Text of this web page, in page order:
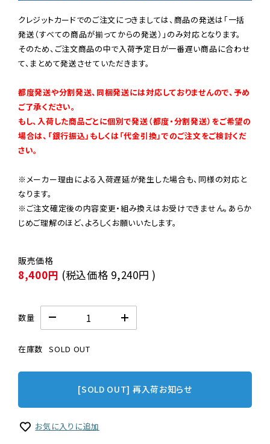
クレジットカードでのご注文につきましては、商品の発送は「一括
発送（すべての商品が揃ってからの発送）」のみ対応となります。
そのため、ご注文商品の中で入荷予定日が一番遅い商品に合わせ
て、まとめて発送させていただきます。
都度発送や分割発送、同梱発送には対応しておりませんので、予め
ご了承ください。
もし、入荷した商品ごとに個別で発送（都度・分割発送）をご希望の
場合は、「銀行振込」もしくは「代金引換」でのご注文をご検討くだ
さい。
※メーカー理由による入荷遅延が発生した場合も、同様の対応と
なります。
※ご注文確定後の内容変更・組み換えはお受けできません。あらか
じめご理解のほど、よろしくお願いいたします。
8,400円 (税込価格 9,240円 )
数量
在庫数 SOLD OUT
[SOLD OUT] 再入荷お知らせ
お気に入りに追加